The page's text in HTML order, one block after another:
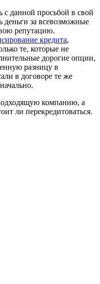
с данной просьбой в свой
деньги за всевозможные
репутацию.
кредита,
те, которые не
дорогие опции,
разницу в
в договоре те же
компанию, а
ли перекредитоваться.